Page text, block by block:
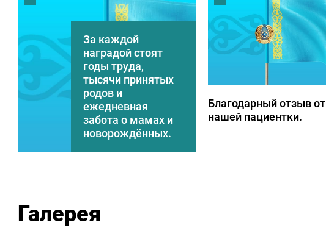
Клиника - диагностическая лаборатория
Консультативно-диагностическое
отделение
За каждой
наградой стоят
годы труда,
тысячи принятых
родов и
ежедневная
забота о мамах и
новорождённых.
Благодарный отзыв от
нашей пациентки.
Галерея